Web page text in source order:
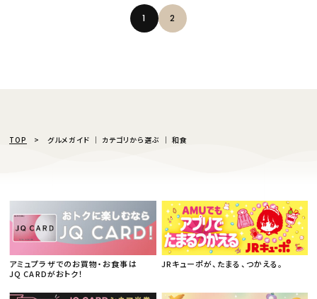
1 2
TOP グルメガイド │ カテゴリから選ぶ │ 和食
アミュプラザでのお買物・お食事は
JQ CARDがおトク！
JRキューポが、たまる、つかえる。